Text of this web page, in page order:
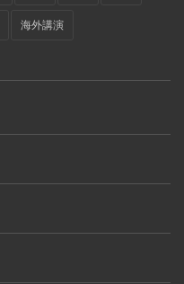
海外講演